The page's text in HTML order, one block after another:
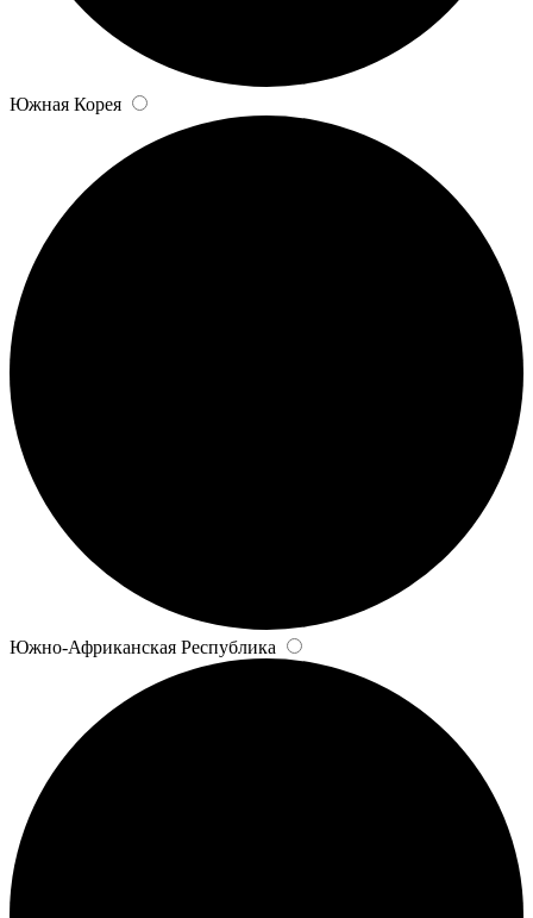
Южная Корея
Южно-Африканская Республика